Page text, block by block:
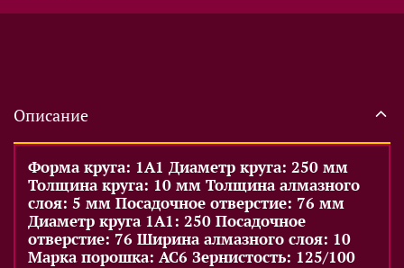
Описание
Форма круга: 1А1 Диаметр круга: 250 мм
Толщина круга: 10 мм Толщина алмазного
слоя: 5 мм Посадочное отверстие: 76 мм
Диаметр круга 1А1: 250 Посадочное
отверстие: 76 Ширина алмазного слоя: 10
Марка порошка: АС6 Зернистость: 125/100